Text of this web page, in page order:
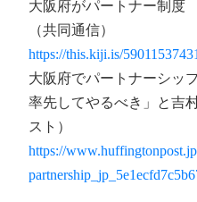
大阪府がパートナー制度
（共同通信）
https://this.kiji.is/
大阪府でパートナーシッ
率先してやるべき」と吉
スト）
https://